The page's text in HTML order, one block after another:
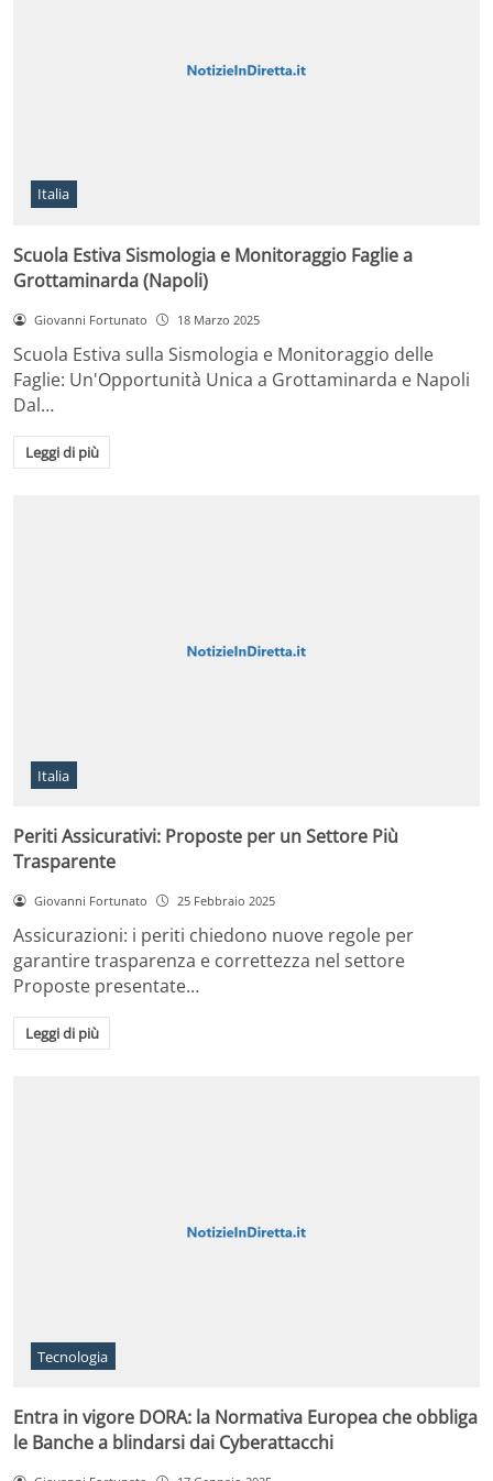
Italia
Scuola Estiva Sismologia e Monitoraggio Faglie a
Grottaminarda (Napoli)
Giovanni Fortunato 18 Marzo 2025
Scuola Estiva sulla Sismologia e Monitoraggio delle
Faglie: Un'Opportunità Unica a Grottaminarda e Napoli
Dal…
Leggi di più
Italia
Periti Assicurativi: Proposte per un Settore Più
Trasparente
Giovanni Fortunato 25 Febbraio 2025
Assicurazioni: i periti chiedono nuove regole per
garantire trasparenza e correttezza nel settore
Proposte presentate…
Leggi di più
Tecnologia
Entra in vigore DORA: la Normativa Europea che obbliga
le Banche a blindarsi dai Cyberattacchi